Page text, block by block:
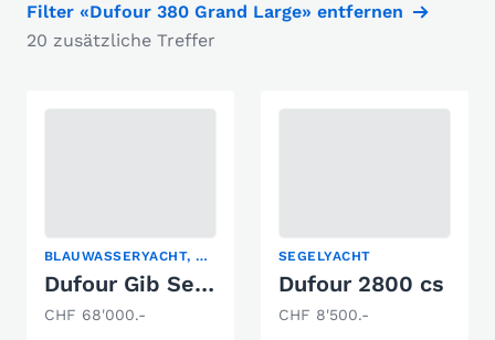
Filter «Dufour 380 Grand Large» entfernen
20 zusätzliche Treffer
BLAUWASSERYACHT, SEGELYACHT
Dufour Gib Sea 37
CHF 68'000.-
SEGELYACHT
Dufour 2800 cs
CHF 8'500.-